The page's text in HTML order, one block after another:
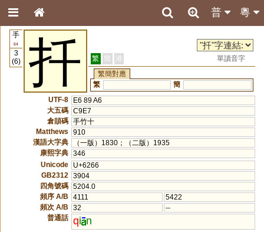
粵
普
手
64
3
(6)
扦 繁 簡 港
單讀音字
繁簡對應
繁
簡
UTF-8
E6 89 A6
大五碼 C9E7
倉頡碼 手竹十
Matthews
910
漢語大字典
（一版）1830；（二版）1935
康熙字典 346
Unicode
U+6266
GB2312
3904
四角號碼 5204.0
頻序 A/B
4111
5422
頻次 A/B
32
--
普通話 qi n